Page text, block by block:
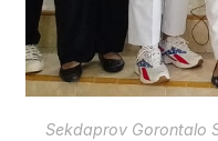
Sekdaprov Gorontalo